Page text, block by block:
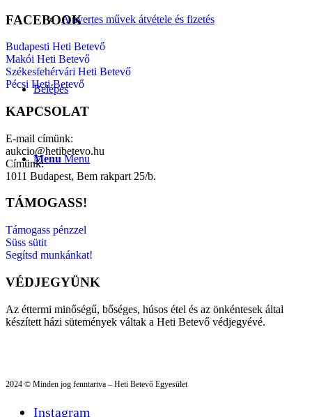
A nyertes művek átvétele és fizetés
Belépés
Menu Menu
FACEBOOK
Budapesti Heti Betevő
Makói Heti Betevő
Székesfehérvári Heti Betevő
Pécsi Heti Betevő
KAPCSOLAT
E-mail címünk:
aukcio@hetibetevo.hu
Címünk:
1011 Budapest, Bem rakpart 25/b.
TÁMOGASS!
Támogass pénzzel
Süss sütit
Segítsd munkánkat!
VÉDJEGYÜNK
Az éttermi minőségű, bőséges, húsos étel és az önkéntesek által
készített házi sütemények váltak a Heti Betevő védjegyévé.
2024 © Minden jog fenntartva – Heti Betevő Egyesület
Instagram